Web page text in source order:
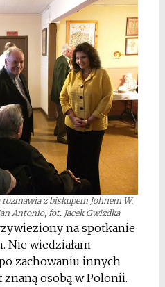
z biskupem Johnem W.
Antonio, fot. Jacek Gwizdka
na spotkanie
Nie wiedziałam
zachowaniu innych
znaną osobą w Polonii.